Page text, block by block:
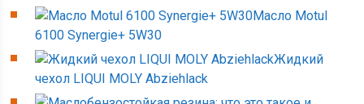
Масло Motul
6100 Synergie+ 5W30
Жидкий
чехол LIQUI MOLY Abziehlack